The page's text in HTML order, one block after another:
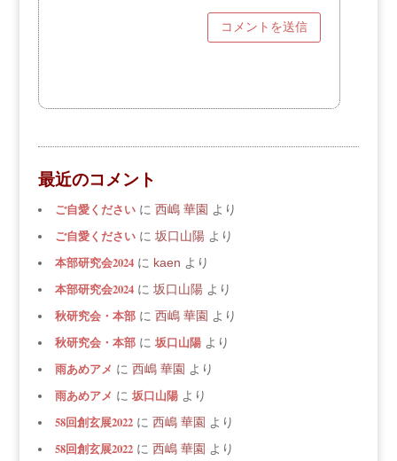
最近のコメント
ご自愛くださいに 西嶋 華園 より
ご自愛くださいに 坂口山陽より
本部研究会2024に kaen より
本部研究会2024に 坂口山陽より
秋研究会・本部に 西嶋 華園 より
秋研究会・本部に 坂口山陽より
雨あめアメ に 西嶋 華園 より
雨あめアメ に 坂口山陽より
58回創玄展2022に 西嶋 華園 より
58回創玄展2022に 西嶋 華園 より